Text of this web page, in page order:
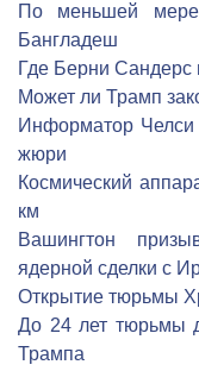
По меньшей мере
Бангладеш
Где Берни
Может ли Трамп
Информатор Челси
жюри
Космический
км
Вашингтон
ядерной сделки с
Открытие тюрьмы
До 24 лет тюрьмы
Трампа